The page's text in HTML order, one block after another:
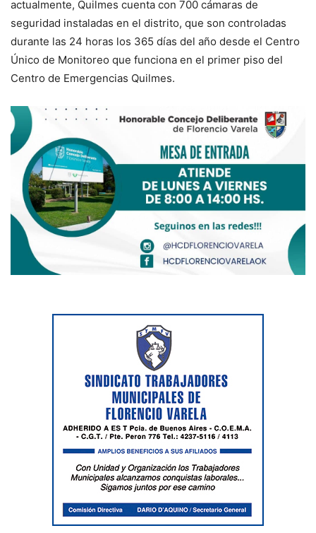
actualmente, Quilmes cuenta con 700 cámaras de
seguridad instaladas en el distrito, que son controladas
durante las 24 horas los 365 días del año desde el Centro
Único de Monitoreo que funciona en el primer piso del
Centro de Emergencias Quilmes.